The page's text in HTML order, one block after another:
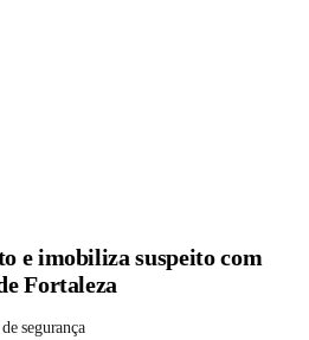
e imobiliza suspeito com
Fortaleza
segurança